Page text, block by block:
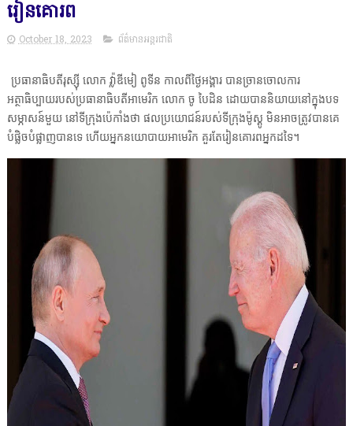
រៀនគោរព
October 18, 2023 ព័ត៌មានអន្តរជាតិ
ប្រធានាធិបតីរុស្ស៊ី លោក វ្ល៉ាឌីមៀ ពូទីន កាលពីថ្ងៃអង្គារ បានច្រានចោលការ
អត្ថាធិប្បាយរបស់ប្រធានាធិបតីអាមេរិក លោក ចូ បៃដិន ដោយបាននិយាយនៅក្នុងបទ
សម្ភាសន៍មួយ នៅទីក្រុងប៉េកាំងថា ផលប្រយោជន៍របស់ទីក្រុងម៉ូស្គូ មិនអាចត្រូវបានគេ
បំផ្លិចបំផ្លាញបានទេ ហើយអ្នកនយោបាយអាមេរិក គួរតែរៀនគោរពអ្នកដទៃ។